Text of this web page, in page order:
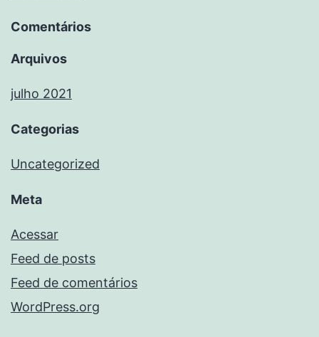
Comentários
Arquivos
julho 2021
Categorias
Uncategorized
Meta
Acessar
Feed de posts
Feed de comentários
WordPress.org